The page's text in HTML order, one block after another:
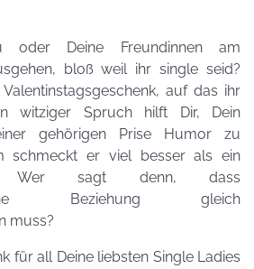
oder Deine Freundinnen am
bloß weil ihr single seid?
auf das ihr
witziger Spruch hilft Dir, Dein
gehörigen Prise Humor zu
schmeckt er viel besser als ein
Wer sagt denn, dass
Beziehung gleich
muss?
für all Deine liebsten Single Ladies